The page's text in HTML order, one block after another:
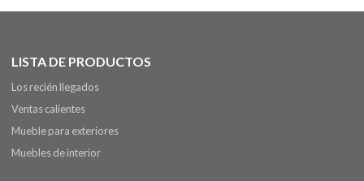
LISTA DE PRODUCTOS
Los recién llegados
Ventas calientes
Mueble para exteriores
Muebles de interior